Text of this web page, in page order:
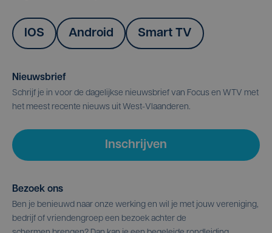
IOS Android Smart TV
Nieuwsbrief
Schrijf je in voor de dagelijkse nieuwsbrief van Focus en WTV met
het meest recente nieuws uit West-Vlaanderen.
Inschrijven
Bezoek ons
Ben je benieuwd naar onze werking en wil je met jouw vereniging,
bedrijf of vriendengroep een bezoek achter de